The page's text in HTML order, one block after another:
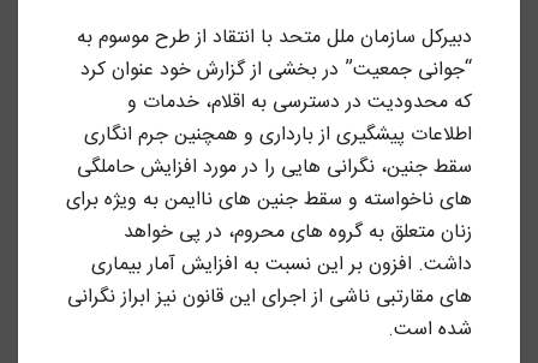
دبیرکل سازمان ملل متحد با انتقاد از طرح موسوم به
“جوانی جمعیت” در بخشی از گزارش خود عنوان کرد
که محدودیت در دسترسی به اقلام، خدمات و
اطلاعات پیشگیری از بارداری و همچنین جرم انگاری
سقط جنین، نگرانی هایی را در مورد افزایش حاملگی
های ناخواسته و سقط جنین های ناایمن به ویژه برای
زنان متعلق به گروه های محروم، در پی خواهد
داشت. افزون بر این نسبت به افزایش آمار بیماری
های مقارتبی ناشی از اجرای این قانون نیز ابراز نگرانی
شده است.